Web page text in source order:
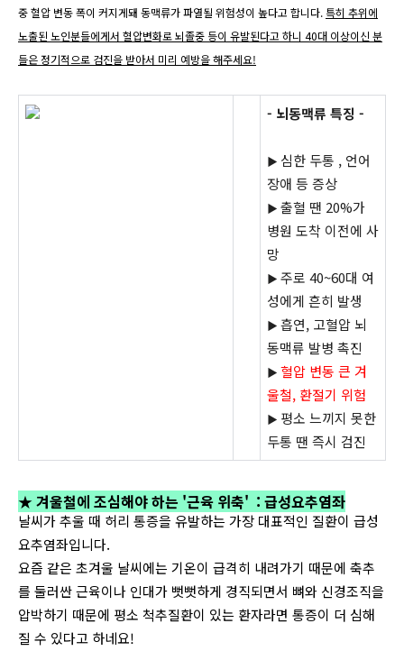
중 혈압 변동 폭이 커지게돼 동맥류가 파열될 위험성이 높다고 합니다. 특히 추위에
노출된 노인분들에게서 혈압변화로 뇌졸중 등이 유발된다고 하니 40대 이상이신 분
들은 정기적으로 검진을 받아서 미리 예방을 해주세요!
- 뇌동맥류 특징 -
▶ 심한 두통 , 언어
장애 등 증상
▶ 출혈 땐 20%가
병원 도착 이전에 사
망
▶ 주로 40~60대 여
성에게 흔히 발생
▶ 흡연, 고혈압 뇌
동맥류 발병 촉진
▶ 혈압 변동 큰 겨
울철, 환절기 위험
▶ 평소 느끼지 못한
두통 땐 즉시 검진
★ 겨울철에 조심해야 하는 '근육 위축' : 급성요추염좌
날씨가 추울 때 허리 통증을 유발하는 가장 대표적인 질환이 급성
요추염좌입니다.
요즘 같은 초겨울 날씨에는 기온이 급격히 내려가기 때문에 축추
를 둘러싼 근육이나 인대가 뻣뻣하게 경직되면서 뼈와 신경조직을
압박하기 때문에 평소 척추질환이 있는 환자라면 통증이 더 심해
질 수 있다고 하네요!